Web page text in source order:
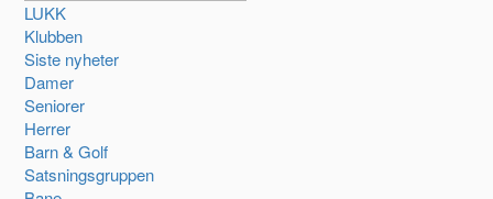
LUKK
Klubben
Siste nyheter
Damer
Seniorer
Herrer
Barn & Golf
Satsningsgruppen